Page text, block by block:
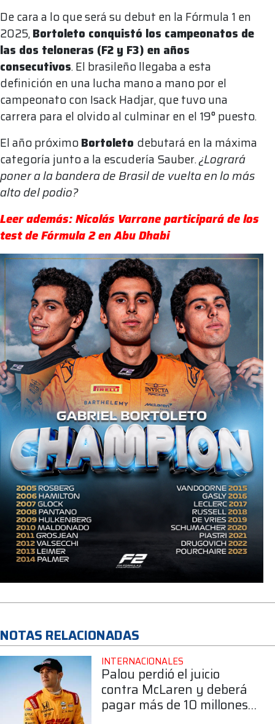
De cara a lo que será su debut en la Fórmula 1 en
2025,Bortoleto conquistó los campeonatos de
las dos teloneras (F2 y F3) en años
consecutivos. El brasileño llegaba a esta
definición en una lucha mano a mano por el
campeonato con Isack Hadjar, que tuvo una
carrera para el olvido al culminar en el 19° puesto.
El año próximoBortoleto debutará en la máxima
categoría junto a la escudería Sauber.¿Logrará
poner a la bandera de Brasil de vuelta en lo más
alto del podio?
Leer además: Nicolás Varrone participará de los
test de Fórmula 2 en Abu Dhabi
NOTAS RELACIONADAS
INTERNACIONALES
Palou perdió el juicio
contra McLaren y deberá
pagar más de 10 millones